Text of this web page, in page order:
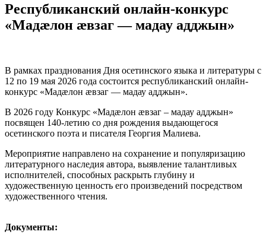
Республиканский онлайн-конкурс
«Мадӕлон ӕвзаг — мадау адджын»
В рамках празднования Дня осетинского языка и литературы с
12 по 19 мая 2026 года состоится республиканский онлайн-
конкурс «Мадæлон æвзаг — мадау адджын».
В 2026 году Конкурс «Мадӕлон ӕвзаг – мадау адджын»
посвящен 140-летию со дня рождения выдающегося
осетинского поэта и писателя Георгия Малиева.
Мероприятие направлено на сохранение и популяризацию
литературного наследия автора, выявление талантливых
исполнителей, способных раскрыть глубину и
художественную ценность его произведений посредством
художественного чтения.
Документы: